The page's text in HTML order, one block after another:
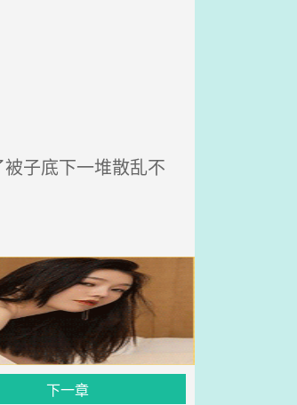
子底下一堆散乱不
下一章